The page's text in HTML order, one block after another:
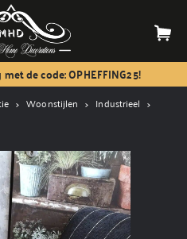
de code: OPHEFFING25!
Woonstijlen Industrieel